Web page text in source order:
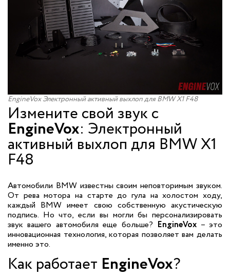
EngineVox Электронный активный выхлоп для BMW X1 F48
Измените свой звук с
EngineVox: Электронный
активный выхлоп для BMW X1
F48
Автомобили BMW известны своим неповторимым звуком.
От рева мотора на старте до гула на холостом ходу,
каждый BMW имеет свою собственную акустическую
подпись. Но что, если вы могли бы персонализировать
звук вашего автомобиля еще больше? EngineVox – это
инновационная технология, которая позволяет вам делать
именно это.
Как работает EngineVox?